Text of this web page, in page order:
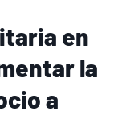
en
la
a